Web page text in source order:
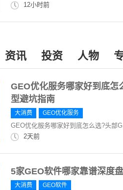
12小时前
资讯 投资 人物
GEO优化服务哪家好到底怎
型避坑指南
大消费 GEO优化服务
GEO优化服务哪家好到底怎么选?头部
2天前
5家GEO软件哪家靠谱深度
大消费 GEO软件